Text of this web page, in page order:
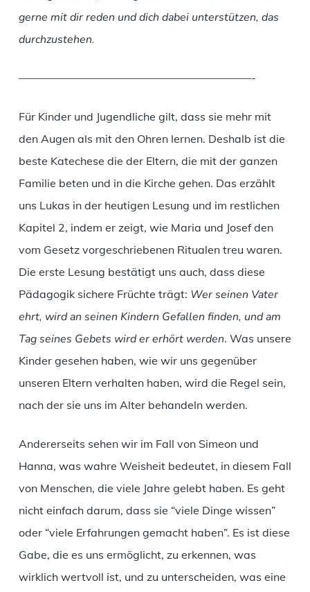
gerne mit dir reden und dich dabei unterstützen, das
durchzustehen.
—————————————————————-
Für Kinder und Jugendliche gilt, dass sie mehr mit
den Augen als mit den Ohren lernen. Deshalb ist die
beste Katechese die der Eltern, die mit der ganzen
Familie beten und in die Kirche gehen. Das erzählt
uns Lukas in der heutigen Lesung und im restlichen
Kapitel 2, indem er zeigt, wie Maria und Josef den
vom Gesetz vorgeschriebenen Ritualen treu waren.
Die erste Lesung bestätigt uns auch, dass diese
Pädagogik sichere Früchte trägt: Wer seinen Vater
ehrt, wird an seinen Kindern Gefallen finden, und am
Tag seines Gebets wird er erhört werden. Was unsere
Kinder gesehen haben, wie wir uns gegenüber
unseren Eltern verhalten haben, wird die Regel sein,
nach der sie uns im Alter behandeln werden.
Andererseits sehen wir im Fall von Simeon und
Hanna, was wahre Weisheit bedeutet, in diesem Fall
von Menschen, die viele Jahre gelebt haben. Es geht
nicht einfach darum, dass sie “viele Dinge wissen”
oder “viele Erfahrungen gemacht haben”. Es ist diese
Gabe, die es uns ermöglicht, zu erkennen, was
wirklich wertvoll ist, und zu unterscheiden, was eine